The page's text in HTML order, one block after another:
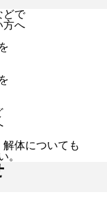
どで
方へ
体についても
。